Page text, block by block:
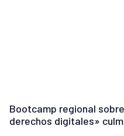
Bootcamp regional
derechos digitales»